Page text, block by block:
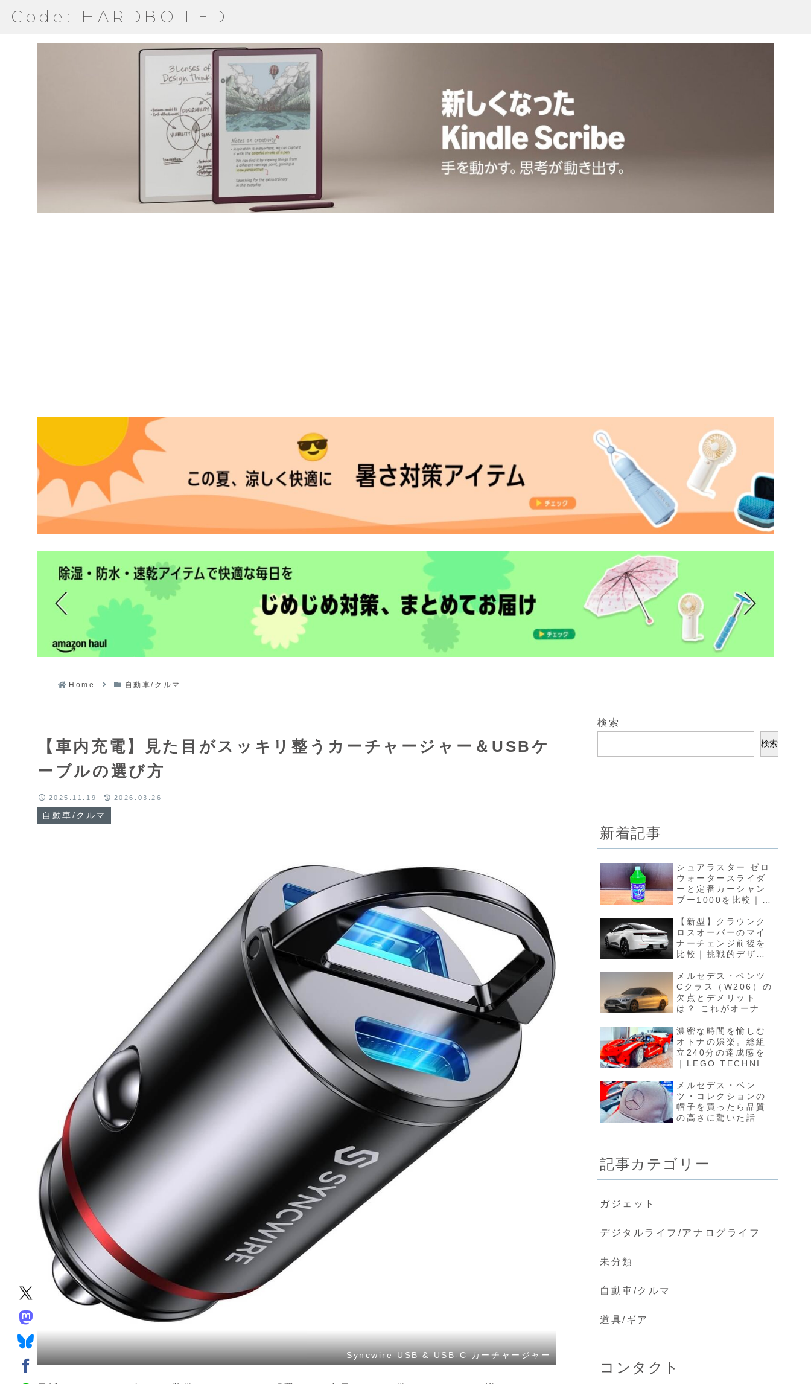
Code: HARDBOILED
Home 自動車/クルマ
【車内充電】見た目がスッキリ整うカーチャージャー＆USBケ
ーブルの選び方
自動車/クルマ
Syncwire USB & USB-C カーチャージャー
2025.11.19 2026.03.26
検索
検索
新着記事
シュアラスター ゼロ
ウォータースライダ
ーと定番カーシャン
プー1000を比較｜水
ンプーという新ジャ
ンル
【新型】クラウンク
ロスオーバーのマイ
ナーチェンジ前後を
比較｜挑戦的デザイ
すトヨタの強さ
メルセデス・ベンツ
Cクラス（W206）の
欠点とデメリット
は？ これがオーナー
濃密な時間を愉しむ
オトナの娯楽。総組
立240分の達成感を
｜LEGO TECHNIC
メルセデス・ベン
ツ・コレクションの
帽子を買ったら品質
の高さに驚いた話
記事カテゴリー
ガジェット
デジタルライフ/アナログライフ
未分類
自動車/クルマ
道具/ギア
コンタクト